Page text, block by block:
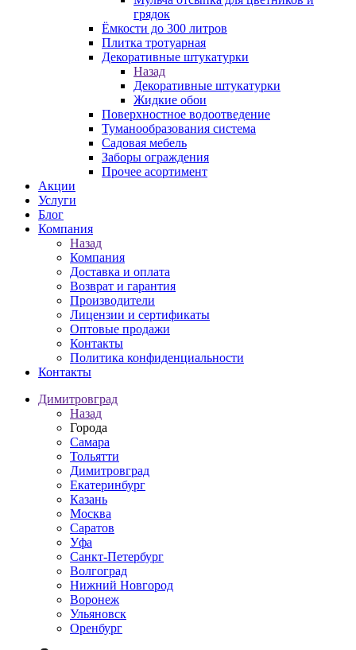
грядок
Ёмкости до 300 литров
Плитка тротуарная
Декоративные штукатурки
Назад
Декоративные штукатурки
Жидкие обои
Поверхностное водоотведение
Туманообразования система
Садовая мебель
Заборы ограждения
Прочее асортимент
Акции
Услуги
Блог
Компания
Назад
Компания
Доставка и оплата
Возврат и гарантия
Производители
Лицензии и сертификаты
Оптовые продажи
Контакты
Политика конфиденциальности
Контакты
Димитровград
Назад
Города
Самара
Тольятти
Димитровград
Екатеринбург
Казань
Москва
Саратов
Уфа
Санкт-Петербург
Волгоград
Нижний Новгород
Воронеж
Ульяновск
Оренбург